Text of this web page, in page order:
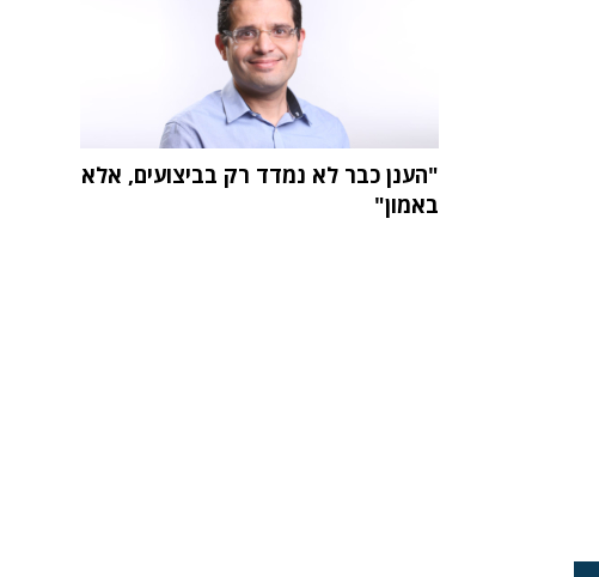
"הענן כבר לא נמדד רק בביצועים, אלא
באמון"